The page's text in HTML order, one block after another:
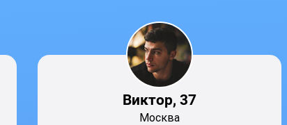
Виктор, 37
Москва